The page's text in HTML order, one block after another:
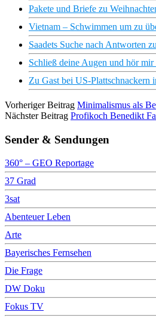
Pakete und Briefe zu
Vietnam – Schwimmen um zu
Saadets Suche nach Antworten
Schließ deine Augen und hör
Zu Gast bei US-
Vorheriger Beitrag Minimalismus als
Nächster Beitrag Profikoch Benedikt
Sender & Sendungen
360° – GEO Reportage
37 Grad
3sat
Abenteuer Leben
Arte
Bayerisches Fernsehen
Die Frage
DW Doku
Fokus TV